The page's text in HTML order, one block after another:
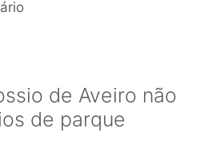
de Aveiro não
de parque